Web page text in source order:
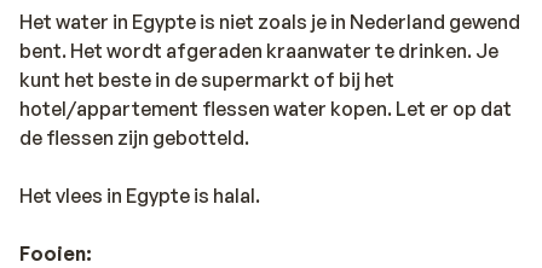
Het water in Egypte is niet zoals je in Nederland gewend
bent. Het wordt afgeraden kraanwater te drinken. Je
kunt het beste in de supermarkt of bij het
hotel/appartement flessen water kopen. Let er op dat
de flessen zijn gebotteld.
Het vlees in Egypte is halal.
Fooien: